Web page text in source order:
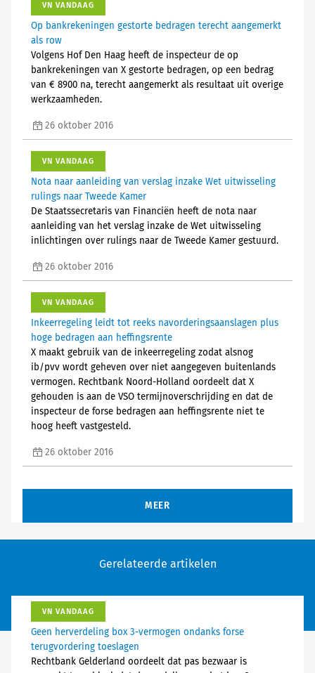
VN VANDAAG
Op bankrekeningen gestorte bedragen terecht aangemerkt
als row
Volgens Hof Den Haag heeft de inspecteur de op
bankrekeningen van X gestorte bedragen, op een bedrag
van € 8900 na, terecht aangemerkt als resultaat uit overige
werkzaamheden.
26 oktober 2016
VN VANDAAG
Nota naar aanleiding van verslag inzake Wet uitwisseling
rulings naar Tweede Kamer
De Staatssecretaris van Financiën heeft de nota naar
aanleiding van het verslag inzake de Wet uitwisseling
inlichtingen over rulings naar de Tweede Kamer gestuurd.
26 oktober 2016
VN VANDAAG
Inkeerregeling leidt tot reeks navorderingsaanslagen plus
hoge bedragen aan heffingsrente
X maakt gebruik van de inkeerregeling zodat alsnog
ib/pvv wordt geheven over niet aangegeven buitenlands
vermogen. Rechtbank Noord-Holland oordeelt dat X
gehouden is aan de VSO termijnoverschrijding en dat de
inspecteur de forse bedragen aan heffingsrente niet te
hoog heeft vastgesteld.
26 oktober 2016
MEER
Gerelateerde artikelen
VN VANDAAG
Geen herverdeling box 3-vermogen ondanks forse
terugvordering toeslagen
Rechtbank Gelderland oordeelt dat pas bezwaar is